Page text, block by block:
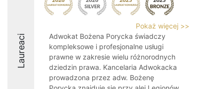
Laureaci
Pokaż więcej >>
Adwokat Bożena Porycka świadczy
kompleksowe i profesjonalne usługi
prawne w zakresie wielu różnorodnych
dziedzin prawa. Kancelaria Adwokacka
prowadzona przez adw. Bożenę